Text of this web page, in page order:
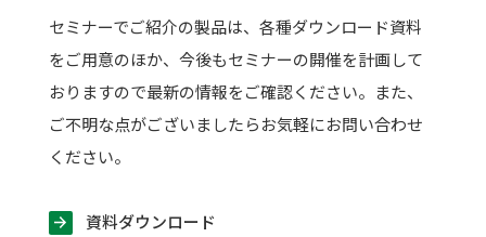
セミナーでご紹介の製品は、各種ダウンロード資料
をご用意のほか、今後もセミナーの開催を計画して
おりますので最新の情報をご確認ください。また、
ご不明な点がございましたらお気軽にお問い合わせ
ください。
資料ダウンロード